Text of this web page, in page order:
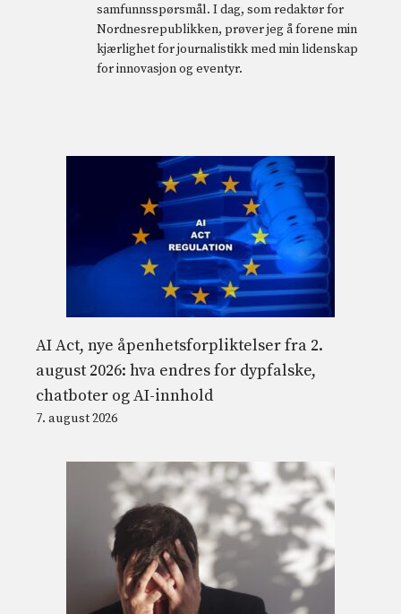
samfunnsspørsmål. I dag, som redaktør for
Nordnesrepublikken, prøver jeg å forene min
kjærlighet for journalistikk med min lidenskap
for innovasjon og eventyr.
AI Act, nye åpenhetsforpliktelser fra 2.
august 2026: hva endres for dypfalske,
chatboter og AI-innhold
7. august 2026